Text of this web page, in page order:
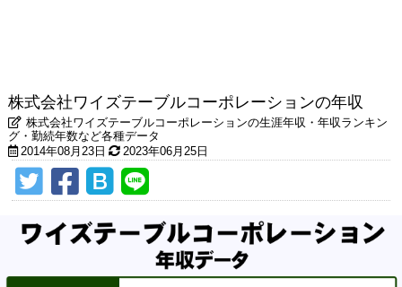
株式会社ワイズテーブルコーポレーションの年収
株式会社ワイズテーブルコーポレーションの生涯年収・年収ランキン
グ・勤続年数など各種データ
2014年08月23日
2023年06月25日